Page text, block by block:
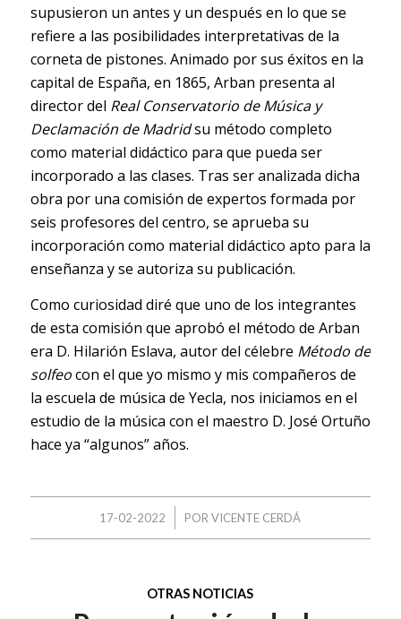
supusieron un antes y un después en lo que se
refiere a las posibilidades interpretativas de la
corneta de pistones. Animado por sus éxitos en la
capital de España, en 1865, Arban presenta al
director del Real Conservatorio de Música y
Declamación de Madridsu método completo
como material didáctico para que pueda ser
incorporado a las clases. Tras ser analizada dicha
obra por una comisión de expertos formada por
seis profesores del centro, se aprueba su
incorporación como material didáctico apto para la
enseñanza y se autoriza su publicación.
Como curiosidad diré que uno de los integrantes
de esta comisión que aprobó el método de Arban
era D. Hilarión Eslava, autor del célebre Método de
solfeocon el que yo mismo y mis compañeros de
la escuela de música de Yecla, nos iniciamos en el
estudio de la música con el maestro D. José Ortuño
hace ya “algunos” años.
17-02-2022
/ PORVICENTE CERDÁ
OTRAS NOTICIAS